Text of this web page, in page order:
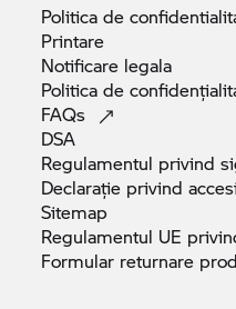
Politica de
Printare
Notificare legala
Politica de
FAQs
DSA
Regulamentul privind
Declarație privind
Sitemap
Regulamentul UE
Formular returnare